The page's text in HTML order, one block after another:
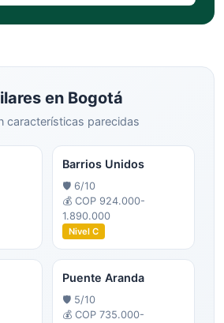
en Bogotá
características parecidas
Barrios Unidos
🛡️ 6/10
💰 COP 924.000-
1.890.000
Nivel C
Puente Aranda
🛡️ 5/10
💰 COP 735.000-